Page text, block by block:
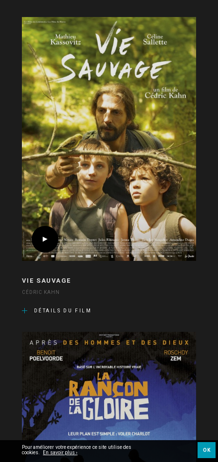
VIE SAUVAGE
CÉDRIC KAHN
DÉTAILS DU FILM
Pour améliorer votre expérience ce site utilise des
cookies. En savoir plus › OK